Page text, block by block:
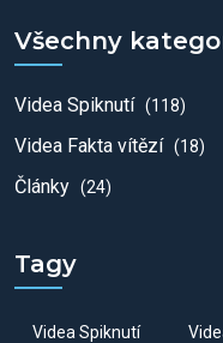
Všechny
Videa Spiknutí (118)
Videa Fakta vítězí (18)
Články (24)
Tagy
Videa Spiknutí